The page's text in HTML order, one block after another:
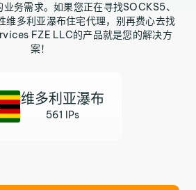
务需求。如果您正在寻找SOCKS5、
维多利亚瀑布住宅代理，别再费心去找
FZE LLC的产品就是您的解决方
案！
维多利亚瀑布
561 IPs